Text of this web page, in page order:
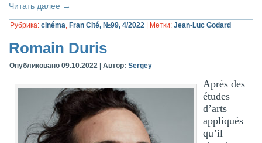
Читать далее →
Рубрика: cinéma, Fran Cité, №99, 4/2022 Метки: Jean-Luc Godard
Romain Duris
Опубликовано 09.10.2022 |Автор: Sergey
Après des
études
d’arts
appliqués
qu’il